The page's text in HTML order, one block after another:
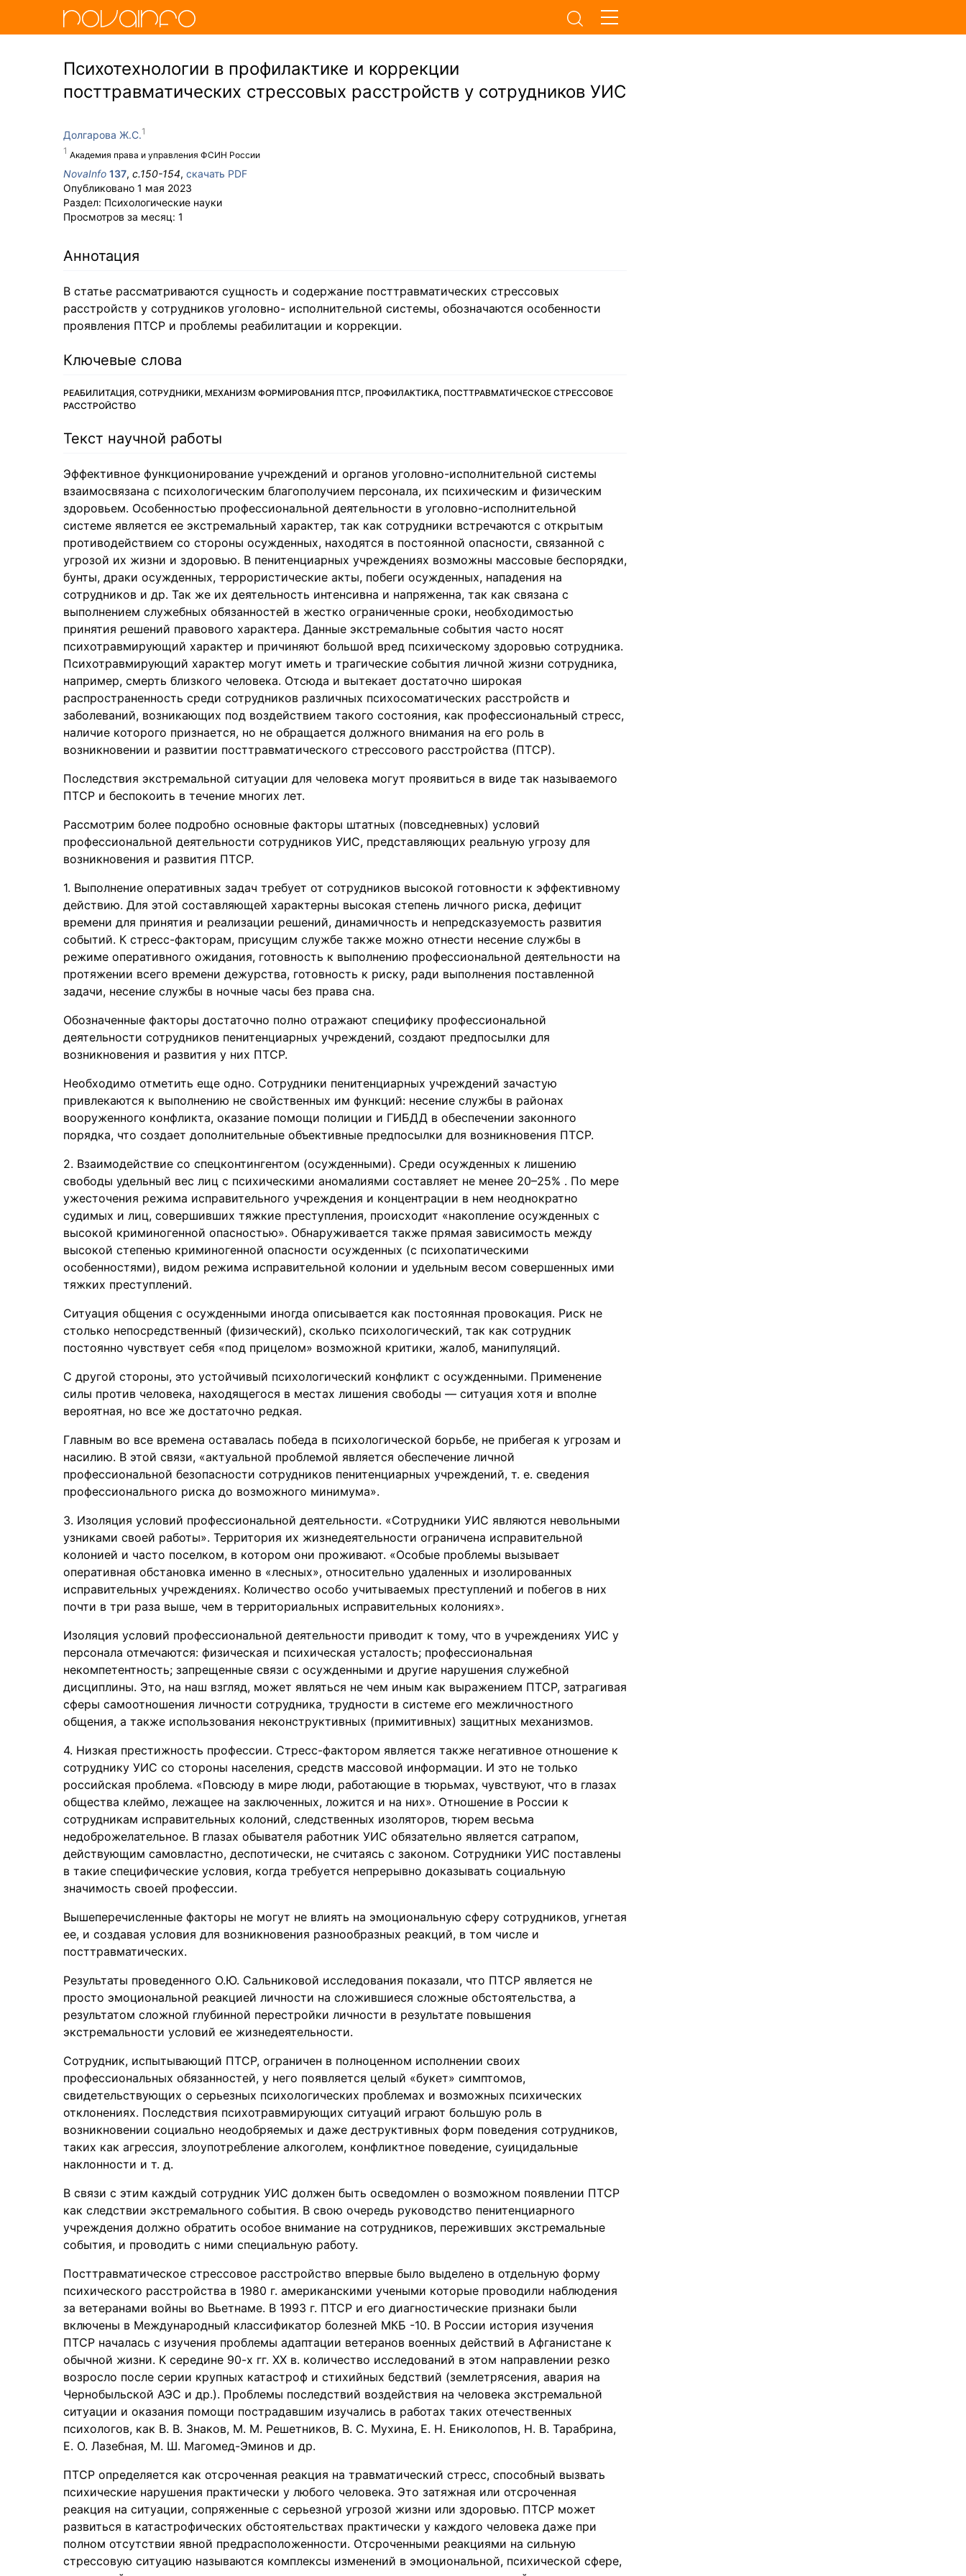
Психотехнологии в профилактике и коррекции
посттравматических стрессовых расстройств у сотрудников УИС
Долгарова Ж.С.
Академия права и управления ФСИН России
NovaInfo 137, с.150-154, скачать PDF
Опубликовано 1 мая 2023
Раздел: Психологические науки
Просмотров за месяц: 1
Аннотация
В статье рассматриваются сущность и содержание посттравматических стрессовых
расстройств у сотрудников уголовно- исполнительной системы, обозначаются особенности
проявления ПТСР и проблемы реабилитации и коррекции.
Ключевые слова
РЕАБИЛИТАЦИЯ, СОТРУДНИКИ, МЕХАНИЗМ ФОРМИРОВАНИЯ ПТСР, ПРОФИЛАКТИКА, ПОСТТРАВМАТИЧЕСКОЕ СТРЕССОВОЕ
РАССТРОЙСТВО
Текст научной работы
Эффективное функционирование учреждений и органов уголовно-исполнительной системы
взаимосвязана с психологическим благополучием персонала, их психическим и физическим
здоровьем. Особенностью профессиональной деятельности в уголовно-исполнительной
системе является ее экстремальный характер, так как сотрудники встречаются с открытым
противодействием со стороны осужденных, находятся в постоянной опасности, связанной с
угрозой их жизни и здоровью. В пенитенциарных учреждениях возможны массовые беспорядки,
бунты, драки осужденных, террористические акты, побеги осужденных, нападения на
сотрудников и др. Так же их деятельность интенсивна и напряженна, так как связана с
выполнением служебных обязанностей в жестко ограниченные сроки, необходимостью
принятия решений правового характера. Данные экстремальные события часто носят
психотравмирующий характер и причиняют большой вред психическому здоровью сотрудника.
Психотравмирующий характер могут иметь и трагические события личной жизни сотрудника,
например, смерть близкого человека. Отсюда и вытекает достаточно широкая
распространенность среди сотрудников различных психосоматических расстройств и
заболеваний, возникающих под воздействием такого состояния, как профессиональный стресс,
наличие которого признается, но не обращается должного внимания на его роль в
возникновении и развитии посттравматического стрессового расстройства (ПТСР).
Последствия экстремальной ситуации для человека могут проявиться в виде так называемого
ПТСР и беспокоить в течение многих лет.
Рассмотрим более подробно основные факторы штатных (повседневных) условий
профессиональной деятельности сотрудников УИС, представляющих реальную угрозу для
возникновения и развития ПТСР.
1. Выполнение оперативных задач требует от сотрудников высокой готовности к эффективному
действию. Для этой составляющей характерны высокая степень личного риска, дефицит
времени для принятия и реализации решений, динамичность и непредсказуемость развития
событий. К стресс-факторам, присущим службе также можно отнести несение службы в
режиме оперативного ожидания, готовность к выполнению профессиональной деятельности на
протяжении всего времени дежурства, готовность к риску, ради выполнения поставленной
задачи, несение службы в ночные часы без права сна.
Обозначенные факторы достаточно полно отражают специфику профессиональной
деятельности сотрудников пенитенциарных учреждений, создают предпосылки для
возникновения и развития у них ПТСР.
Необходимо отметить еще одно. Сотрудники пенитенциарных учреждений зачастую
привлекаются к выполнению не свойственных им функций: несение службы в районах
вооруженного конфликта, оказание помощи полиции и ГИБДД в обеспечении законного
порядка, что создает дополнительные объективные предпосылки для возникновения ПТСР.
2. Взаимодействие со спецконтингентом (осужденными). Среди осужденных к лишению
свободы удельный вес лиц с психическими аномалиями составляет не менее 20–25% . По мере
ужесточения режима исправительного учреждения и концентрации в нем неоднократно
судимых и лиц, совершивших тяжкие преступления, происходит «накопление осужденных с
высокой криминогенной опасностью». Обнаруживается также прямая зависимость между
высокой степенью криминогенной опасности осужденных (с психопатическими
особенностями), видом режима исправительной колонии и удельным весом совершенных ими
тяжких преступлений.
Ситуация общения с осужденными иногда описывается как постоянная провокация. Риск не
столько непосредственный (физический), сколько психологический, так как сотрудник
постоянно чувствует себя «под прицелом» возможной критики, жалоб, манипуляций.
С другой стороны, это устойчивый психологический конфликт с осужденными. Применение
силы против человека, находящегося в местах лишения свободы — ситуация хотя и вполне
вероятная, но все же достаточно редкая.
Главным во все времена оставалась победа в психологической борьбе, не прибегая к угрозам и
насилию. В этой связи, «актуальной проблемой является обеспечение личной
профессиональной безопасности сотрудников пенитенциарных учреждений, т. е. сведения
профессионального риска до возможного минимума».
3. Изоляция условий профессиональной деятельности. «Сотрудники УИС являются невольными
узниками своей работы». Территория их жизнедеятельности ограничена исправительной
колонией и часто поселком, в котором они проживают. «Особые проблемы вызывает
оперативная обстановка именно в «лесных», относительно удаленных и изолированных
исправительных учреждениях. Количество особо учитываемых преступлений и побегов в них
почти в три раза выше, чем в территориальных исправительных колониях».
Изоляция условий профессиональной деятельности приводит к тому, что в учреждениях УИС у
персонала отмечаются: физическая и психическая усталость; профессиональная
некомпетентность; запрещенные связи с осужденными и другие нарушения служебной
дисциплины. Это, на наш взгляд, может являться не чем иным как выражением ПТСР, затрагивая
сферы самоотношения личности сотрудника, трудности в системе его межличностного
общения, а также использования неконструктивных (примитивных) защитных механизмов.
4. Низкая престижность профессии. Стресс-фактором является также негативное отношение к
сотруднику УИС со стороны населения, средств массовой информации. И это не только
российская проблема. «Повсюду в мире люди, работающие в тюрьмах, чувствуют, что в глазах
общества клеймо, лежащее на заключенных, ложится и на них». Отношение в России к
сотрудникам исправительных колоний, следственных изоляторов, тюрем весьма
недоброжелательное. В глазах обывателя работник УИС обязательно является сатрапом,
действующим самовластно, деспотически, не считаясь с законом. Сотрудники УИС поставлены
в такие специфические условия, когда требуется непрерывно доказывать социальную
значимость своей профессии.
Вышеперечисленные факторы не могут не влиять на эмоциональную сферу сотрудников, угнетая
ее, и создавая условия для возникновения разнообразных реакций, в том числе и
посттравматических.
Результаты проведенного О.Ю. Сальниковой исследования показали, что ПТСР является не
просто эмоциональной реакцией личности на сложившиеся сложные обстоятельства, а
результатом сложной глубинной перестройки личности в результате повышения
экстремальности условий ее жизнедеятельности.
Сотрудник, испытывающий ПТСР, ограничен в полноценном исполнении своих
профессиональных обязанностей, у него появляется целый «букет» симптомов,
свидетельствующих о серьезных психологических проблемах и возможных психических
отклонениях. Последствия психотравмирующих ситуаций играют большую роль в
возникновении социально неодобряемых и даже деструктивных форм поведения сотрудников,
таких как агрессия, злоупотребление алкоголем, конфликтное поведение, суицидальные
наклонности и т. д.
В связи с этим каждый сотрудник УИС должен быть осведомлен о возможном появлении ПТСР
как следствии экстремального события. В свою очередь руководство пенитенциарного
учреждения должно обратить особое внимание на сотрудников, переживших экстремальные
события, и проводить с ними специальную работу.
Посттравматическое стрессовое расстройство впервые было выделено в отдельную форму
психического расстройства в 1980 г. американскими учеными которые проводили наблюдения
за ветеранами войны во Вьетнаме. В 1993 г. ПТСР и его диагностические признаки были
включены в Международный классификатор болезней МКБ -10. В России история изучения
ПТСР началась с изучения проблемы адаптации ветеранов военных действий в Афганистане к
обычной жизни. К середине 90-х гг. XX в. количество исследований в этом направлении резко
возросло после серии крупных катастроф и стихийных бедствий (землетрясения, авария на
Чернобыльской АЭС и др.). Проблемы последствий воздействия на человека экстремальной
ситуации и оказания помощи пострадавшим изучались в работах таких отечественных
психологов, как В. В. Знаков, М. М. Решетников, В. С. Мухина, Е. Н. Ениколопов, Н. В. Тарабрина,
Е. О. Лазебная, М. Ш. Магомед-Эминов и др.
ПТСР определяется как отсроченная реакция на травматический стресс, способный вызвать
психические нарушения практически у любого человека. Это затяжная или отсроченная
реакция на ситуации, сопряженные с серьезной угрозой жизни или здоровью. ПТСР может
развиться в катастрофических обстоятельствах практически у каждого человека даже при
полном отсутствии явной предрасположенности. Отсроченными реакциями на сильную
стрессовую ситуацию называются комплексы изменений в эмоциональной, психической сфере,